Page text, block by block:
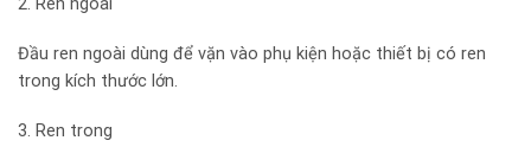
2. Ren ngoài
Đầu ren ngoài dùng để vặn vào phụ kiện hoặc thiết bị có ren
trong kích thước lớn.
3. Ren trong